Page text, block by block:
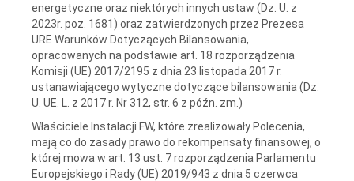
energetyczne oraz niektórych innych ustaw (Dz. U. z
2023r. poz. 1681) oraz zatwierdzonych przez Prezesa
URE Warunków Dotyczących Bilansowania,
opracowanych na podstawie art. 18 rozporządzenia
Komisji (UE) 2017/2195 z dnia 23 listopada 2017 r.
ustanawiającego wytyczne dotyczące bilansowania (Dz.
U. UE. L. z 2017 r. Nr 312, str. 6 z późn. zm.)
Właściciele Instalacji FW, które zrealizowały Polecenia,
mają co do zasady prawo do rekompensaty finansowej, o
której mowa w art. 13 ust. 7 rozporządzenia Parlamentu
Europejskiego i Rady (UE) 2019/943 z dnia 5 czerwca